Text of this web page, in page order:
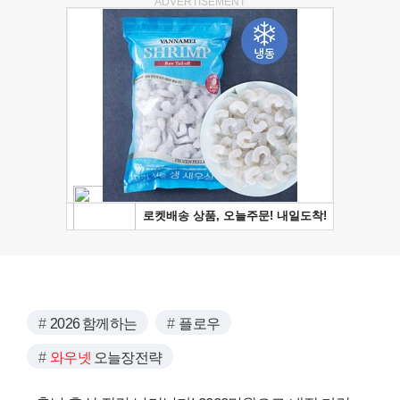
2026 함께하는 플로우
와우넷 오늘장전략